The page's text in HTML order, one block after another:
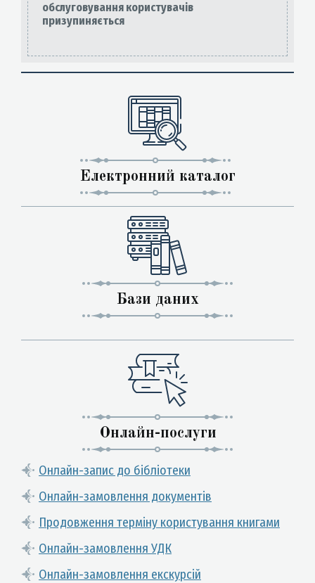
обслуговування користувачів
призупиняється
Електронний каталог
Бази даних
Онлайн-послуги
Онлайн-запис до бібліотеки
Онлайн-замовлення документів
Продовження терміну користування книгами
Онлайн-замовлення УДК
Онлайн-замовлення екскурсій